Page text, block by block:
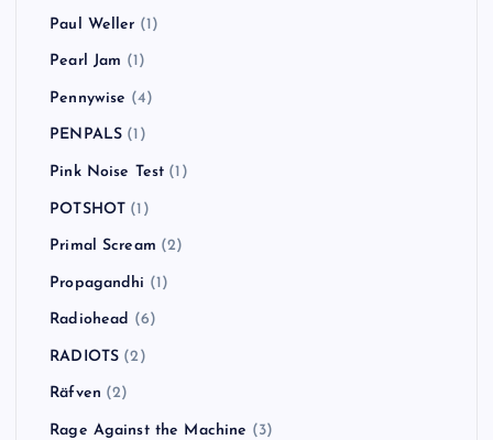
Paul Weller (1)
Pearl Jam (1)
Pennywise (4)
PENPALS (1)
Pink Noise Test (1)
POTSHOT (1)
Primal Scream (2)
Propagandhi (1)
Radiohead (6)
RADIOTS (2)
Räfven (2)
Rage Against the Machine (3)